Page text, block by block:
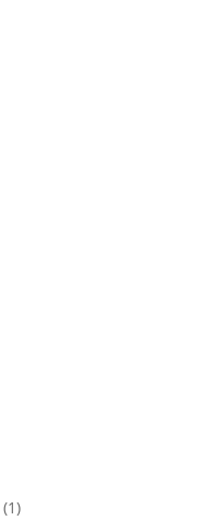
11